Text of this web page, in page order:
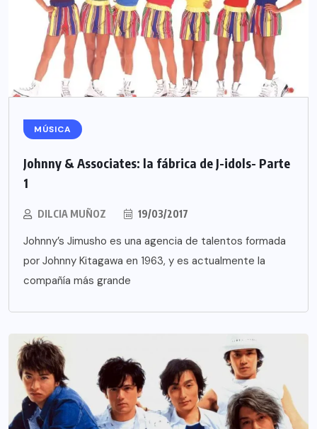
MÚSICA
Johnny & Associates: la fábrica de J-idols- Parte
1
DILCIA MUÑOZ 19/03/2017
Johnny’s Jimusho es una agencia de talentos formada
por Johnny Kitagawa en 1963, y es actualmente la
compañía más grande